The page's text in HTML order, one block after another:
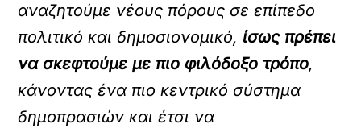
αναζητούμε νέους πόρους σε επίπεδο
πολιτικό και δημοσιονομικό, ίσως πρέπει
να σκεφτούμε με πιο φιλόδοξο τρόπο,
κάνοντας ένα πιο κεντρικό σύστημα
δημοπρασιών και έτσι να